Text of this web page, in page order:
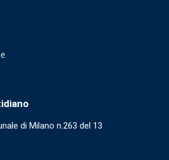
di Milano n.263 del 13